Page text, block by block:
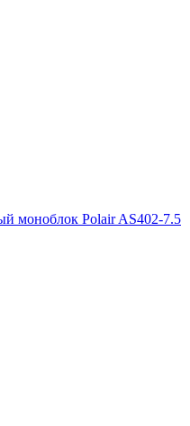
моноблок Polair AS402-7.5